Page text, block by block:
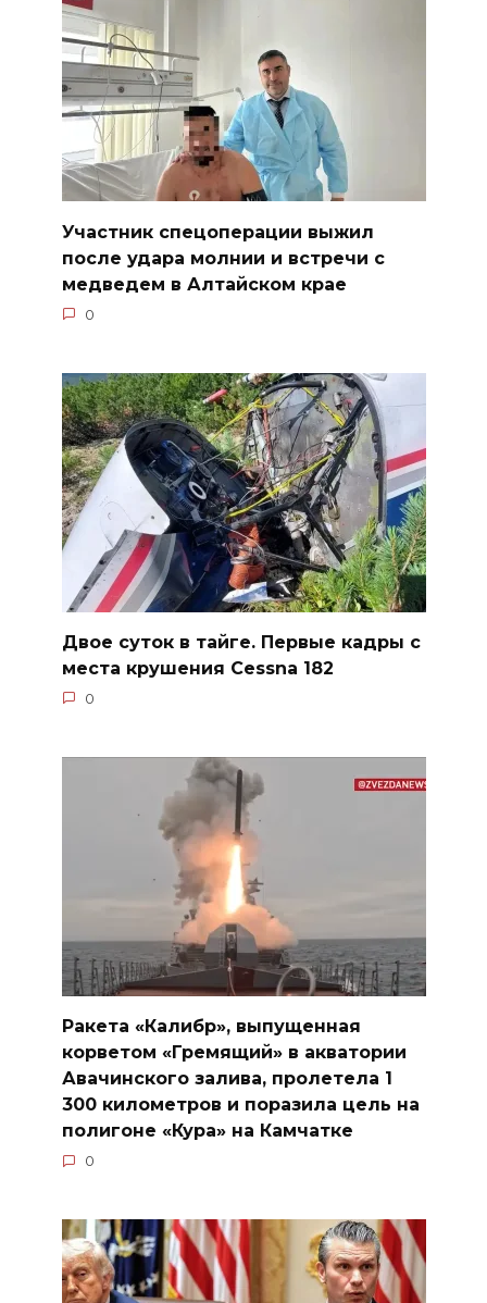
Участник спецоперации выжил
после удара молнии и встречи с
медведем в Алтайском крае
0
Двое суток в тайге. Первые кадры с
места крушения Cessna 182
0
Ракета «Калибр», выпущенная
корветом «Гремящий» в акватории
Авачинского залива, пролетела 1
300 километров и поразила цель на
полигоне «Кура» на Камчатке
0